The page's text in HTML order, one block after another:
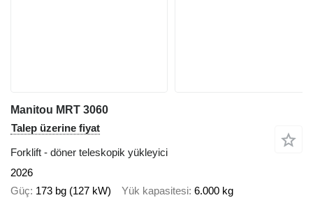
Manitou MRT 3060
Talep üzerine fiyat
Forklift - döner teleskopik yükleyici
2026
Güç 173 bg (127 kW) Yük kapasitesi 6.000 kg